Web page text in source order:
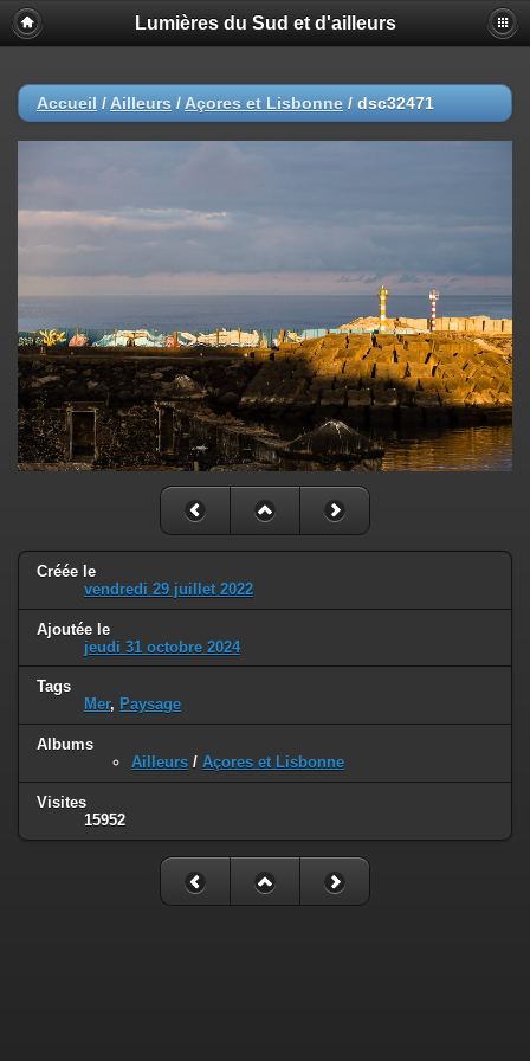
Lumières du Sud et d'ailleurs
Accueil / Ailleurs / Açores et Lisbonne / dsc32471
Créée le
vendredi 29 juillet 2022
Ajoutée le
jeudi 31 octobre 2024
Tags
Mer, Paysage
Albums
Ailleurs / Açores et Lisbonne
Visites
15952